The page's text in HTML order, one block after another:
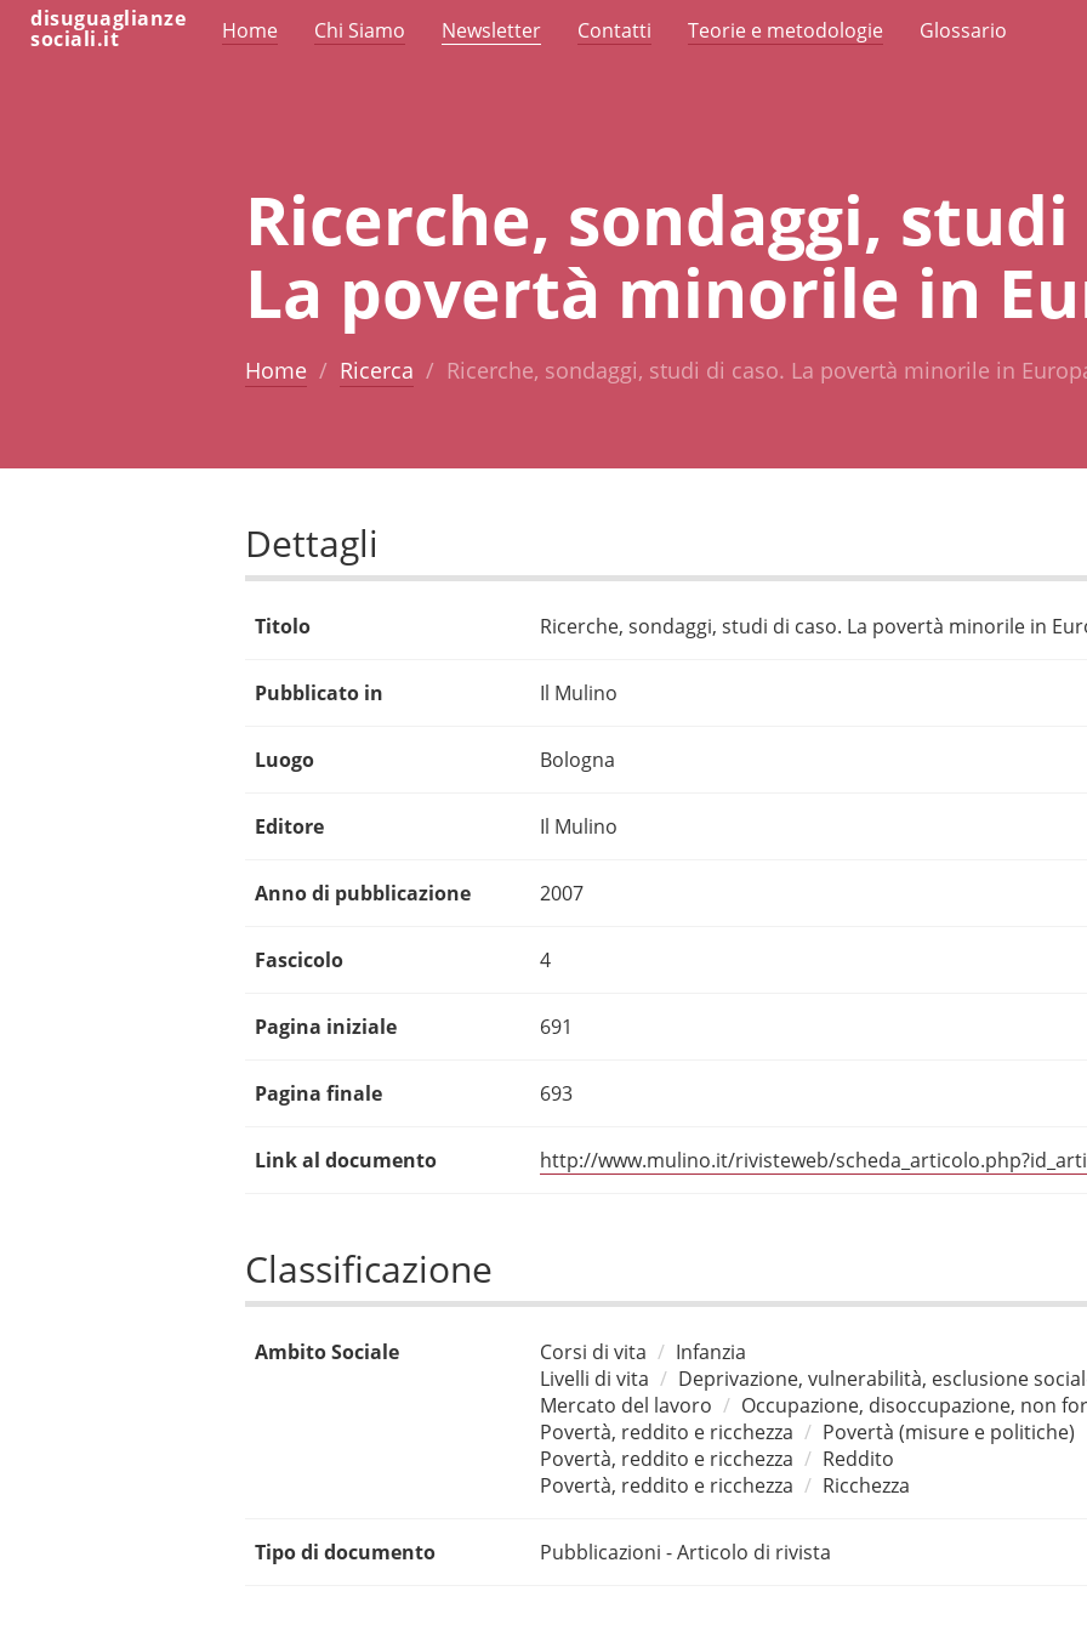
disuguaglianze
sociali.it Home Chi Siamo Newsletter Contatti Teorie e metodologie Glossario
Ricerche, sondaggi,
La povertà minorile in
Home Ricerca Ricerche, sondaggi, studi di caso. La povertà minorile in
Dettagli
Titolo Ricerche, sondaggi, studi di caso. La povertà minorile in
Pubblicato in Il Mulino
Luogo Bologna
Editore Il Mulino
Anno di pubblicazione 2007
Fascicolo 4
Pagina iniziale 691
Pagina finale 693
Link al documento http://www.mulino.it/rivisteweb/
Classificazione
Ambito Sociale Corsi di vita
Infanzia
Livelli di vita
Deprivazione, vulnerabilità, esclusione
Mercato del lavoro
Occupazione, disoccupazione, non
Povertà, reddito e ricchezza
Povertà (misure e politiche)
Povertà, reddito e ricchezza
Reddito
Povertà, reddito e ricchezza
Ricchezza
Tipo di documento Pubblicazioni - Articolo di rivista